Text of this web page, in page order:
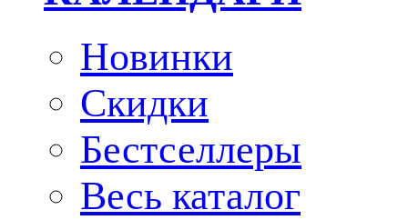
Новинки
Скидки
Бестселлеры
Весь каталог